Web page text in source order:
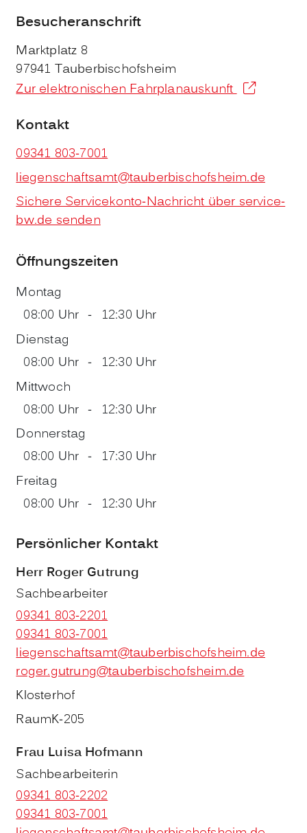
Besucheranschrift
Marktplatz 8
97941 Tauberbischofsheim
Zur elektronischen Fahrplanauskunft
Kontakt
09341 803-7001
liegenschaftsamt@tauberbischofsheim.de
Sichere Servicekonto-Nachricht über service-
bw.de senden
Öffnungszeiten
Montag
08:00 Uhr - 12:30 Uhr
Dienstag
08:00 Uhr - 12:30 Uhr
Mittwoch
08:00 Uhr - 12:30 Uhr
Donnerstag
08:00 Uhr - 17:30 Uhr
Freitag
08:00 Uhr - 12:30 Uhr
Persönlicher Kontakt
Herr Roger Gutrung
Sachbearbeiter
09341 803-2201
09341 803-7001
liegenschaftsamt@tauberbischofsheim.de
roger.gutrung@tauberbischofsheim.de
Klosterhof
RaumK-205
Frau Luisa Hofmann
Sachbearbeiterin
09341 803-2202
09341 803-7001